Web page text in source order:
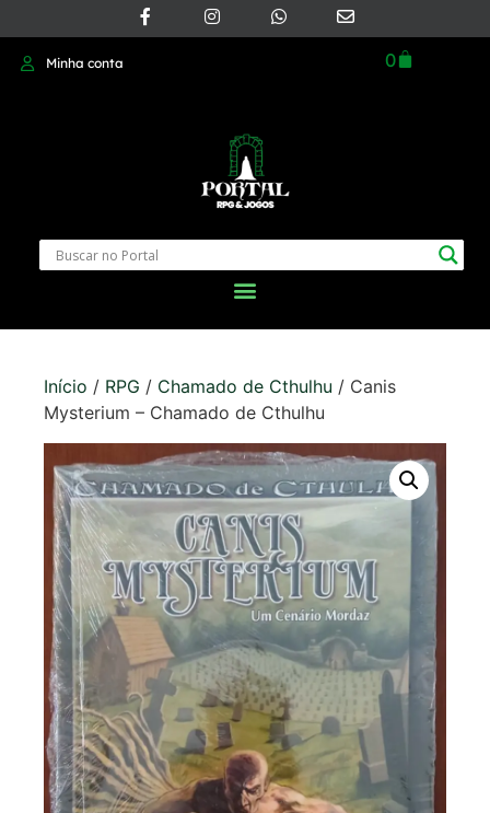
Minha conta 0
Início / RPG / Chamado de Cthulhu / Canis
Mysterium – Chamado de Cthulhu